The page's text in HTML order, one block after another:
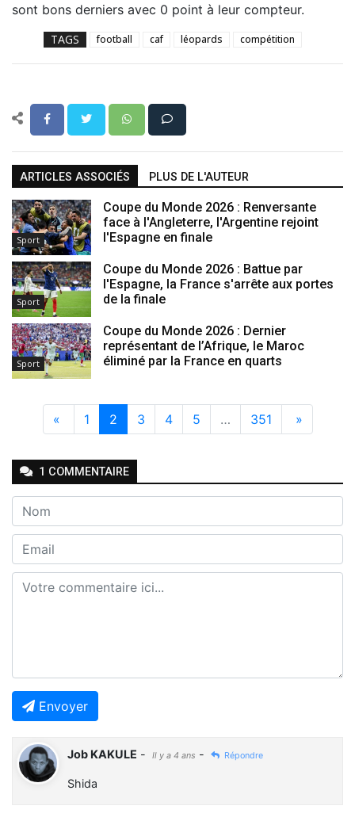
sont bons derniers avec 0 point à leur compteur.
TAGS football caf léopards compétition
ARTICLES ASSOCIÉS PLUS DE L'AUTEUR
Sport
Coupe du Monde 2026 : Renversante
face à l'Angleterre, l'Argentine rejoint
l'Espagne en finale
Sport
Coupe du Monde 2026 : Battue par
l'Espagne, la France s'arrête aux portes
de la finale
Sport
Coupe du Monde 2026 : Dernier
représentant de l’Afrique, le Maroc
éliminé par la France en quarts
« 1 2 3 4 5 … 351 »
1 COMMENTAIRE
Envoyer
Job KAKULE - Il y a 4 ans - Répondre
Shida